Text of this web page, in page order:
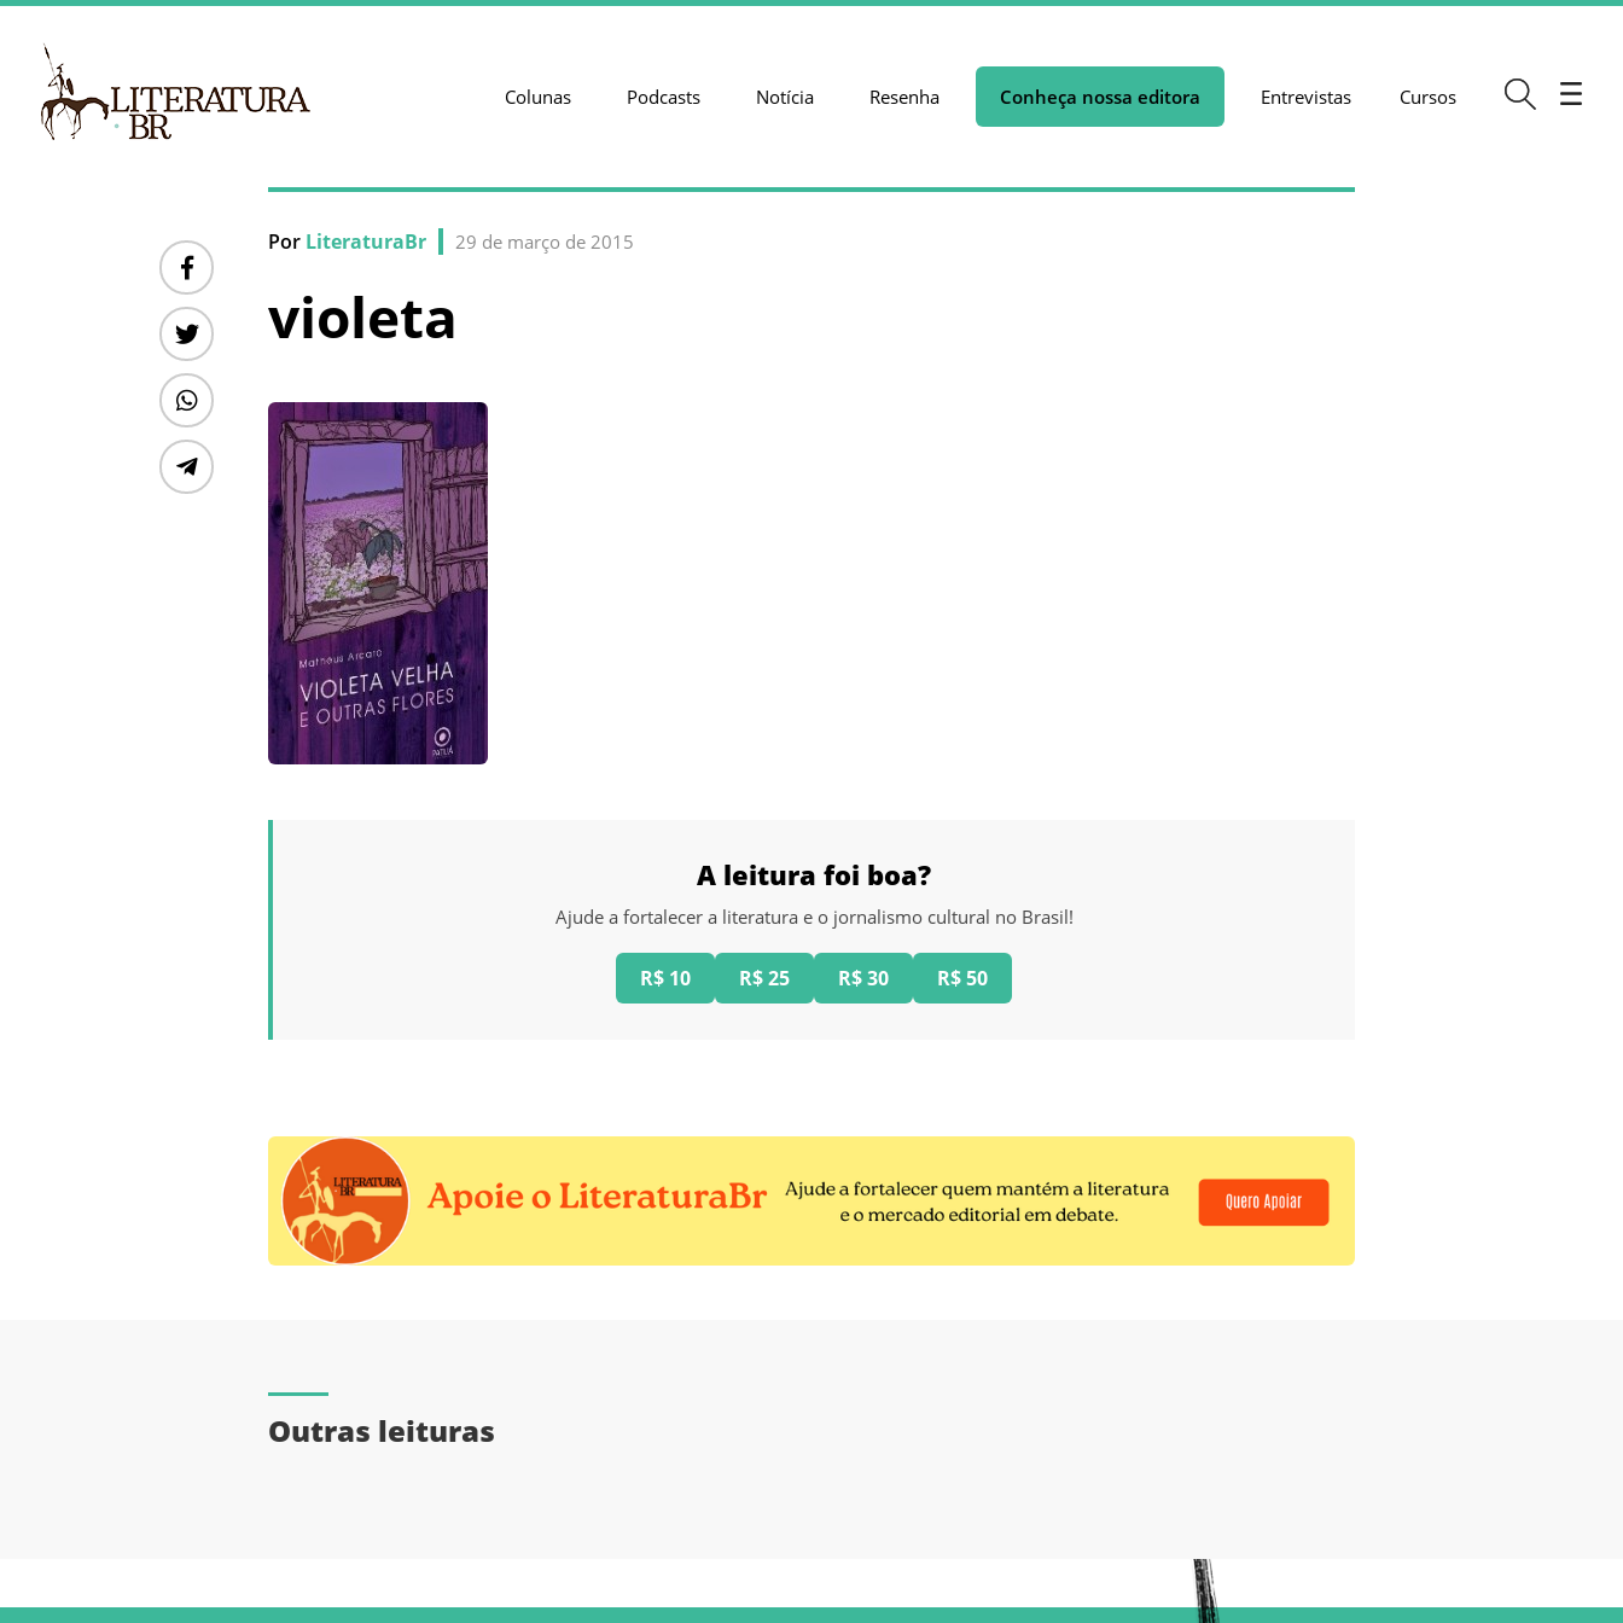
Colunas Podcasts Notícia Resenha Conheça nossa editora Entrevistas Cursos
Por LiteraturaBr 29 de março de 2015
violeta
A leitura foi boa?
Ajude a fortalecer a literatura e o jornalismo cultural no Brasil!
R$ 10 R$ 25 R$ 30 R$ 50
Outras leituras